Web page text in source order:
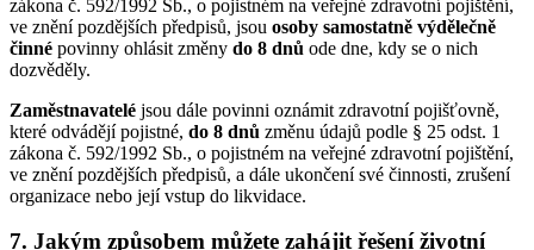
zákona č. 592/1992 Sb., o pojistném na veřejné zdravotní pojištění,
ve znění pozdějších předpisů, jsou osoby samostatně výdělečně
činné povinny ohlásit změny do 8 dnů ode dne, kdy se o nich
dozvěděly.
Zaměstnavatelé jsou dále povinni oznámit zdravotní pojišťovně,
které odvádějí pojistné, do 8 dnů změnu údajů podle § 25 odst. 1
zákona č. 592/1992 Sb., o pojistném na veřejné zdravotní pojištění,
ve znění pozdějších předpisů, a dále ukončení své činnosti, zrušení
organizace nebo její vstup do likvidace.
7. Jakým způsobem můžete zahájit řešení životní